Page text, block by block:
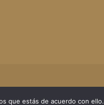
que estás de acuerdo con ello.